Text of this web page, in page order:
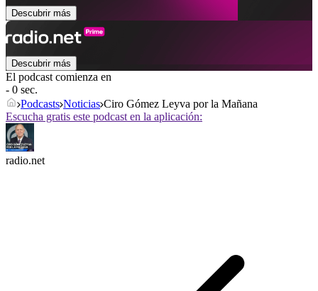
Descubrir más
Descubrir más
El podcast comienza en
- 0 sec.
Podcasts Noticias Ciro Gómez Leyva por la Mañana
Escucha gratis este podcast en la aplicación:
radio.net